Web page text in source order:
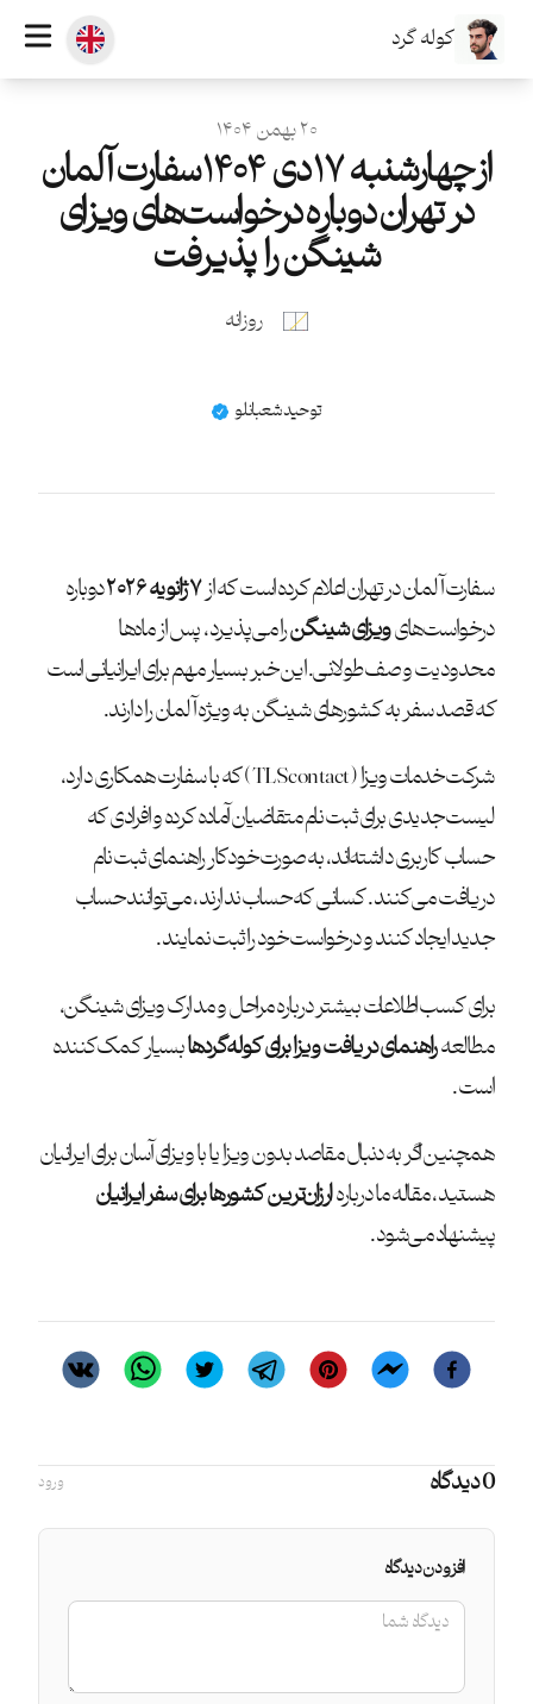
کوله گرد
۲۰ بهمن ۱۴۰۴
از چهارشنبه ۱۷ دی ۱۴۰۴ سفارت آلمان
در تهران دوباره درخواست‌های ویزای
شینگن را پذیرفت
روزانه
نام
توحید شعبانلو
سفارت آلمان در تهران اعلام کرده است که از۷ ژانویه ۲۰۲۶
دوباره
درخواست‌هایویزای شینگنرا می‌پذیرد، پس از ماه‌ها
محدودیت و صف طولانی. این خبر بسیار مهم برای ایرانیانی است
که قصد سفر به کشورهای شینگن به ویژه آلمان را دارند.
شرکت خدمات ویزا (TLScontact) که با سفارت همکاری دارد،
لیست جدیدی برای ثبت نام متقاضیان آماده کرده و افرادی که
حساب کاربری داشته‌اند، به صورت خودکار راهنمای ثبت نام
دریافت می‌کنند. کسانی که حساب ندارند، می‌توانند حساب
جدید ایجاد کنند و درخواست خود را ثبت نمایند.
برای کسب اطلاعات بیشتر درباره مراحل و مدارک ویزای شینگن،
مطالعهراهنمای دریافت ویزا برای کوله‌گردهابسیار کمک‌کننده
است.
همچنین اگر به دنبال مقاصد بدون ویزا یا با ویزای آسان برای ایرانیان
هستید، مقاله ما دربارهارزان‌ترین کشورها برای سفر ایرانیان
پیشنهاد می‌شود.
0 دیدگاه ورود
افزودن دیدگاه